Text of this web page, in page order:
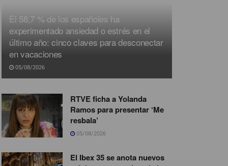
El 58,7 % de los españoles ha
experimentado ansiedad o estrés en el
último año: cinco claves para desconectar
en vacaciones
05/08/2026
RTVE ficha a Yolanda
Ramos para presentar ‘Me
resbala’
05/08/2026
El Ibex 35 se anota nuevos